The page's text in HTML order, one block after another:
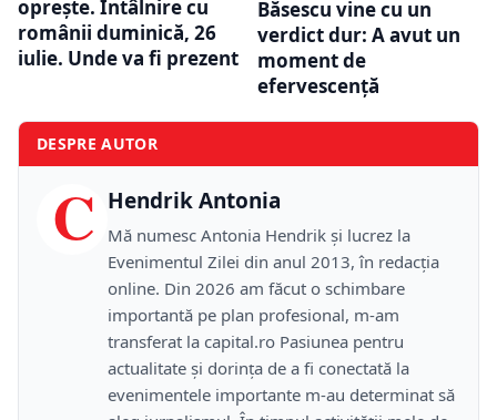
oprește. Întâlnire cu
românii duminică, 26
iulie. Unde va fi prezent
Băsescu vine cu un
verdict dur: A avut un
moment de
efervescență
DESPRE AUTOR
C Hendrik Antonia
Mă numesc Antonia Hendrik și lucrez la
Evenimentul Zilei din anul 2013, în redacția
online. Din 2026 am făcut o schimbare
importantă pe plan profesional, m-am
transferat la capital.ro Pasiunea pentru
actualitate și dorința de a fi conectată la
evenimentele importante m-au determinat să